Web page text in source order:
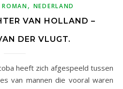
ROMAN, NEDERLAND
VAN HOLLAND –
DER VLUGT.
van mannen die vooral waren